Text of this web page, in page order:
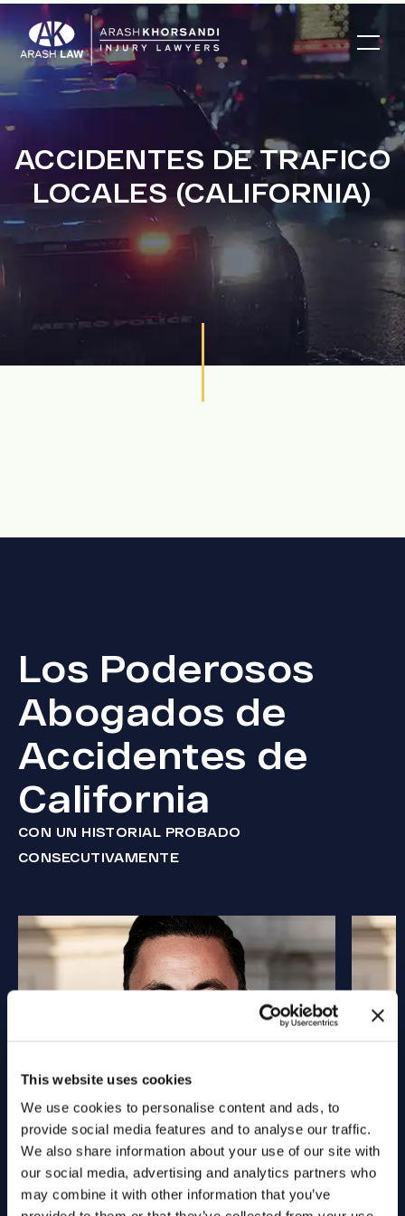
This website uses cookies
We use cookies to personalise content and ads, to
provide social media features and to analyse our traffic.
We also share information about your use of our site with
our social media, advertising and analytics partners who
may combine it with other information that you’ve
ACCIDENTES DE TRAFICO
LOCALES (CALIFORNIA)
Los Poderosos
Abogados de
Accidentes de
California
CON UN HISTORIAL PROBADO
CONSECUTIVAMENTE